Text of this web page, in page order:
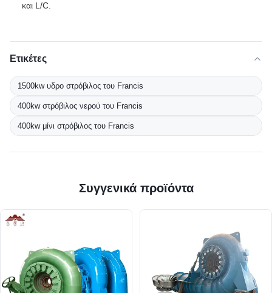
και L/C.
Ετικέτες
1500kw υδρο στρόβιλος του Francis
400kw στρόβιλος νερού του Francis
400kw μίνι στρόβιλος του Francis
Συγγενικά προϊόντα